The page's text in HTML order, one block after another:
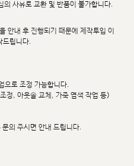
의 사유로 교환 및 반품이 불가합니다.
안내 후 진행되기 때문에 제작투입 이
드립니다.
으로 조정 가능합니다.
정, 아웃솔 교체, 가죽 염색 작업 등)
의 주시면 안내 드립니다.